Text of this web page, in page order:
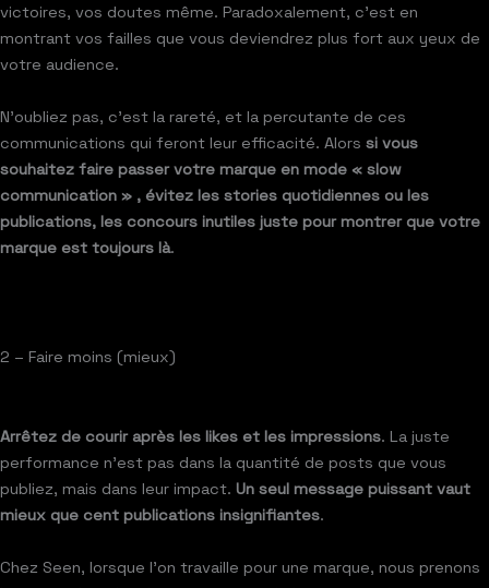
victoires, vos doutes même. Paradoxalement, c’est en
montrant vos failles que vous deviendrez plus fort aux yeux de
votre audience.
N’oubliez pas, c’est la rareté, et la percutante de ces
communications qui feront leur efficacité. Alors si vous
souhaitez faire passer votre marque en mode « slow
communication » , évitez les stories quotidiennes ou les
publications, les concours inutiles juste pour montrer que votre
marque est toujours là.
2 – Faire moins (mieux)
Arrêtez de courir après les likes et les impressions. La juste
performance n’est pas dans la quantité de posts que vous
publiez, mais dans leur impact. Un seul message puissant vaut
mieux que cent publications insignifiantes.
Chez Seen, lorsque l’on travaille pour une marque, nous prenons